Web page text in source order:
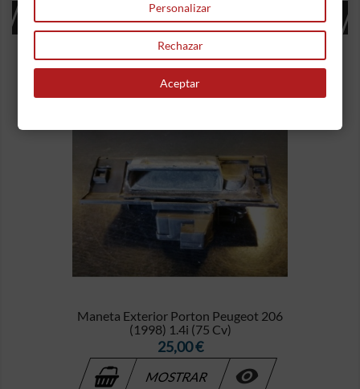
16 OTROS PRODUCTOS EN LA MISMA
CATEGORÍA:
Maneta Exterior Porton Peugeot 206
(1998) 1.4i (75 Cv)
Precio
25,00 €
MOSTRAR 
Personalizar
Rechazar
Aceptar